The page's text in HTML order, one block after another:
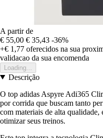
A partir de
€ 55,00 € 35,43 -36%
+€ 1,77 oferecidos na sua
validacao da sua encomenda
Loading...
Descrição
O top adidas Aspyre Adi365
por corrida que buscam tanto
com materiais de alta qualidade,
otimizar seus treinos.